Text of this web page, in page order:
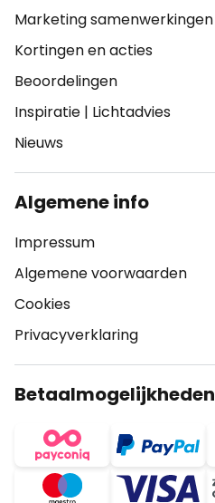
Marketing samenwerkingen
Kortingen en acties
Beoordelingen
Inspiratie | Lichtadvies
Nieuws
Algemene info
Impressum
Algemene voorwaarden
Cookies
Privacyverklaring
Betaalmogelijkheden